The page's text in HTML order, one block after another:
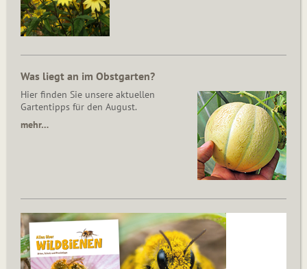
Was liegt an im Obstgarten?
Hier finden Sie unsere aktuellen
Gartentipps für den August.
mehr…